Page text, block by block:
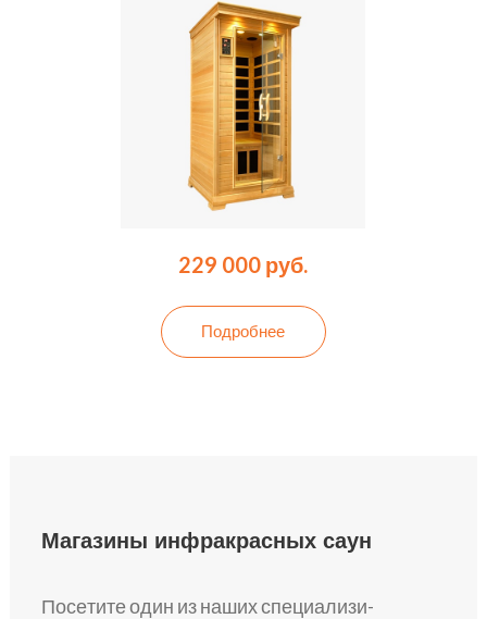
229 000 руб.
Подробнее
Магазины инфракрасных саун
Посе­тите один из наших специализи­